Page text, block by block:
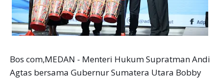
Bos com,MEDAN - Menteri Hukum Supratman Andi
Agtas bersama Gubernur Sumatera Utara Bobby